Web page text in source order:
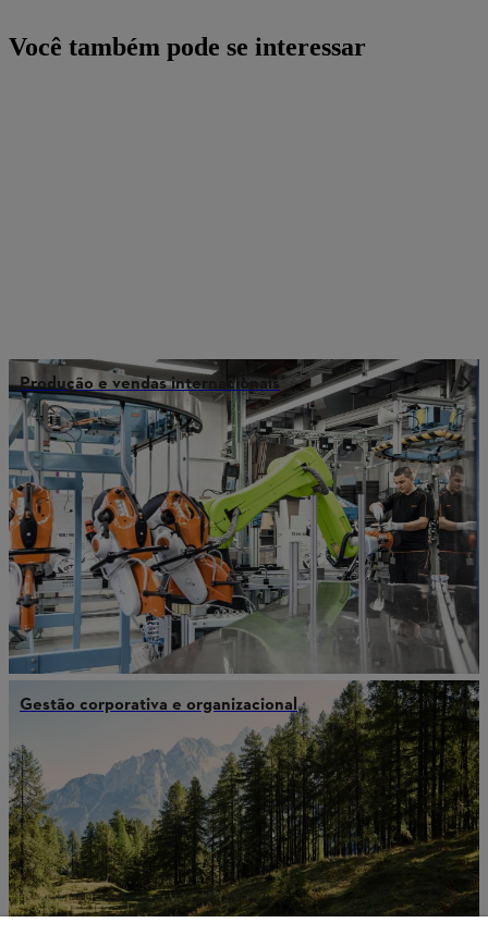
Você também pode se interessar
Produção e vendas internacionais
Gestão corporativa e organizacional